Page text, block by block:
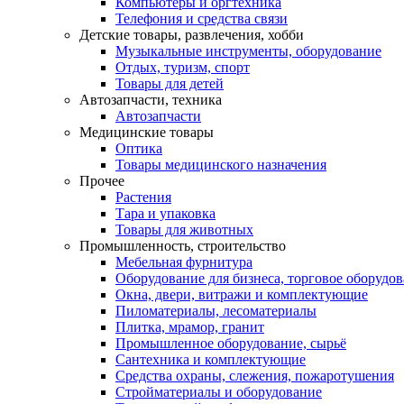
Телефония и средства связи
Детские товары, развлечения, хобби
Музыкальные инструменты, оборудование
Отдых, туризм, спорт
Товары для детей
Автозапчасти, техника
Автозапчасти
Медицинские товары
Оптика
Товары медицинского назначения
Прочее
Растения
Тара и упаковка
Товары для животных
Промышленность, строительство
Мебельная фурнитура
Оборудование для бизнеса, торговое
Окна, двери, витражи и комплектующие
Пиломатериалы, лесоматериалы
Плитка, мрамор, гранит
Промышленное оборудование, сырьё
Сантехника и комплектующие
Средства охраны, слежения, пожаротушения
Стройматериалы и оборудование